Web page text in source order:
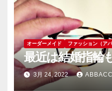
オーダーメイド ファッション（ア
最近は結婚指輪
3月 24, 2022